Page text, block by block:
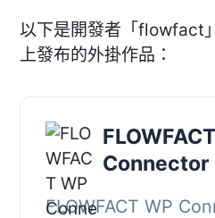
以下是開發者「flowfact
上發布的外掛作品：
Connector
FLOWFACT WP